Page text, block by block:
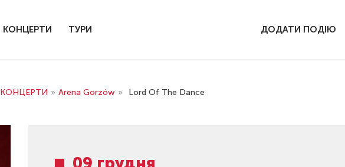
КОНЦЕРТИ ТУРИ ДОДАТИ ПОДІЮ
КОНЦЕРТИ » Arena Gorzów » Lord Of The Dance